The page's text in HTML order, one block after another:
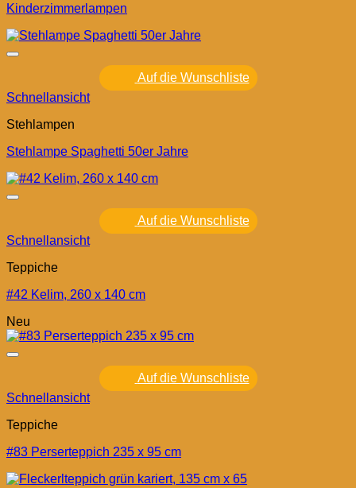
Kinderzimmerlampen
Auf die Wunschliste
Schnellansicht
Stehlampen
Stehlampe Spaghetti 50er Jahre
Auf die Wunschliste
Schnellansicht
Teppiche
#42 Kelim, 260 x 140 cm
Neu
Auf die Wunschliste
Schnellansicht
Teppiche
#83 Perserteppich 235 x 95 cm